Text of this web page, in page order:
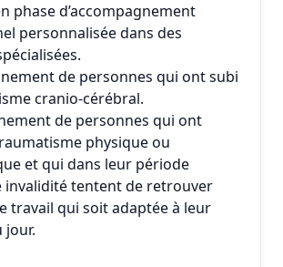
phase d’accompagnement
personnalisée dans des
de personnes qui ont subi
cranio-cérébral.
de personnes qui ont
physique ou
et qui dans leur période
invalidité tentent de retrouver
travail qui soit adaptée à leur
jour.